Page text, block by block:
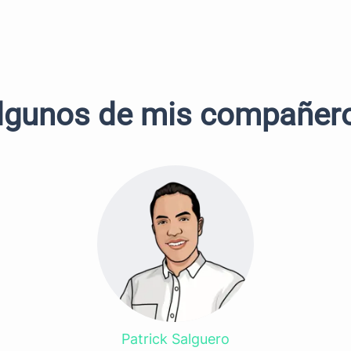
de mis
Patrick Salguero